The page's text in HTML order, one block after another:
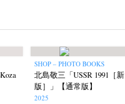
SHOP – PHOTO BOOKS
北島敬三「USSR 1991［新
版］」【通常版】
2025